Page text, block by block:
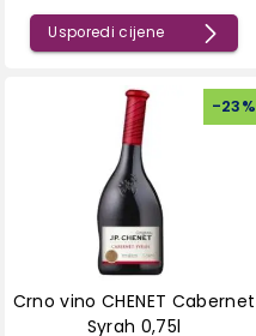
Usporedi cijene
-23%
Crno vino CHENET Cabernet
Syrah 0,75l